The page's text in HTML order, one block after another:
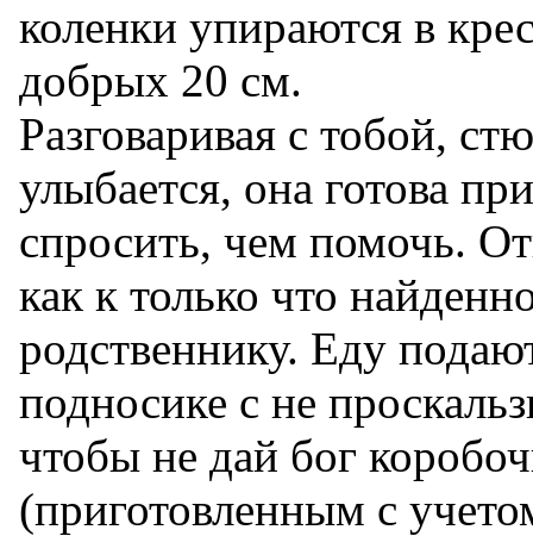
коленки упираются в
добрых 20 см.
Разговаривая с тобой,
улыбается, она готова
спросить, чем помочь.
как к только что
родственнику. Еду
подносике с не
чтобы не дай бог
(приготовленным с